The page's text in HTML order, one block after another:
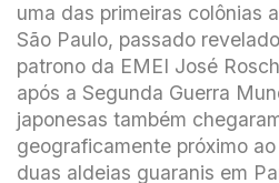
uma das primeiras colônias
São Paulo, passado
patrono da EMEI José
após a Segunda Guerra
japonesas também
geograficamente próximo
duas aldeias guaranis em